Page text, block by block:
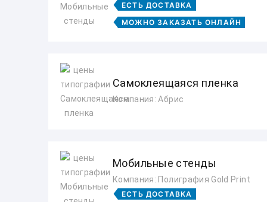
ЕСТЬ ДОСТАВКА
МОЖНО ЗАКАЗАТЬ ОНЛАЙН
Самоклеящаяся пленка
Компания: Абрис
Мобильные стенды
Компания: Полиграфия Gold Print
ЕСТЬ ДОСТАВКА